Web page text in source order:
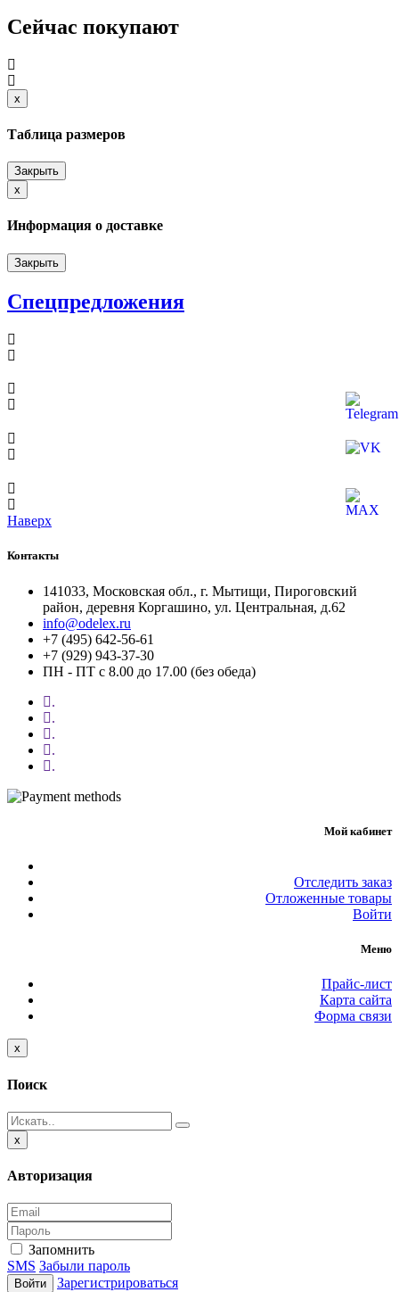
Сейчас покупают
x
Close
Таблица размеров
Закрыть
x
Close
Информация о доставке
Закрыть
Спецпредложения
Наверх
Контакты
141033, Московская обл., г. Мытищи, Пироговский
район, деревня Коргашино, ул. Центральная, д.62
info@odelex.ru
+7 (495) 642-56-61
+7 (929) 943-37-30
ПН - ПТ с 8.00 до 17.00 (без обеда)
.
.
.
.
.
Мой кабинет
Отследить заказ
Отложенные товары
Войти
Меню
Прайс-лист
Карта сайта
Форма связи
x
Поиск
x
Авторизация
Запомнить
SMS Забыли пароль
Войти Зарегистрироваться